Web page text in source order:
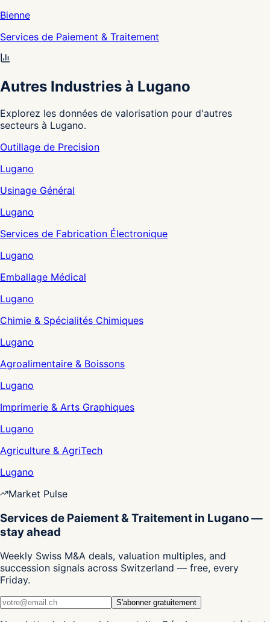
Bienne
Services de Paiement & Traitement
Autres Industries à Lugano
Explorez les données de valorisation pour d'autres
secteurs à Lugano.
Outillage de Precision
Lugano
Usinage Général
Lugano
Services de Fabrication Électronique
Lugano
Emballage Médical
Lugano
Chimie & Spécialités Chimiques
Lugano
Agroalimentaire & Boissons
Lugano
Imprimerie & Arts Graphiques
Lugano
Agriculture & AgriTech
Lugano
Market Pulse
Services de Paiement & Traitement in Lugano —
stay ahead
Weekly Swiss M&A deals, valuation multiples, and
succession signals across Switzerland — free, every
Friday.
S'abonner gratuitement